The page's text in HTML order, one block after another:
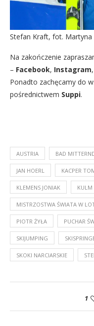
Stefan Kraft, fot. Martyna
Na zakończenie
– Facebook, Instagram,
Ponadto zachęcamy do
pośrednictwem Suppi.
AUSTRIA BAD
JAN HOERL KACPER
KLEMENS JONIAK KULM
MISTRZOSTWA ŚWIATA W
PIOTR ŻYŁA PUCHAR
SKIJUMPING
SKOKI NARCIARSKIE
1